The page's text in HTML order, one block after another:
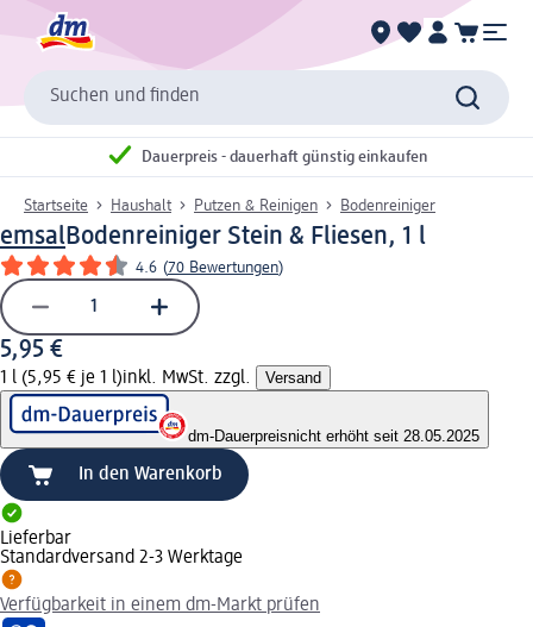
Suchen und finden
Dauerpreis - dauerhaft günstig einkaufen
Startseite Haushalt Putzen & Reinigen Bodenreiniger
emsalBodenreiniger Stein & Fliesen, 1 l
4.6 (70 Bewertungen)
5,95 €
1 l (5,95 € je 1 l)inkl. MwSt. zzgl. Versand
dm-Dauerpreisnicht erhöht seit 28.05.2025
In den Warenkorb
Lieferbar
Standardversand 2-3 Werktage
Verfügbarkeit in einem dm-Markt prüfen